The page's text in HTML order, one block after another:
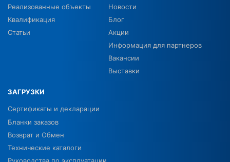
Реализованные объекты
Квалификация
Статьи
Новости
Блог
Акции
Информация для партнеров
Вакансии
Выставки
ЗАГРУЗКИ
Сертификаты и декларации
Бланки заказов
Возврат и Обмен
Технические каталоги